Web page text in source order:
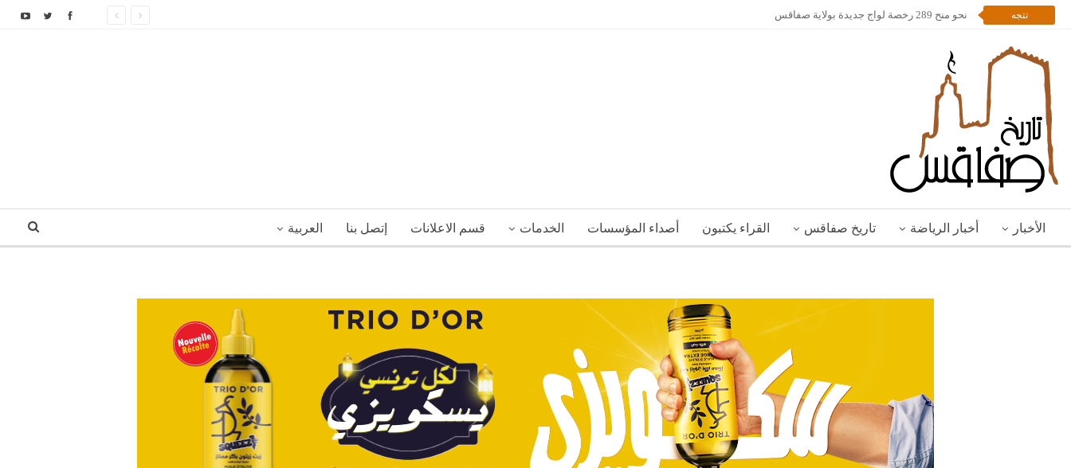
تتجه نحو منح 289 رخصة لواج جديدة بولاية صفاقس
الأخبار أخبار الرياضة تاريخ صفاقس القراء يكتبون أصداء المؤسسات الخدمات قسم الاعلانات إتصل بنا العربية